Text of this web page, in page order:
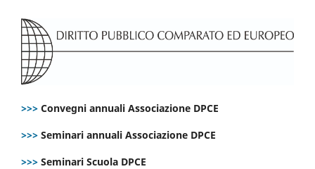
>>> Convegni annuali Associazione DPCE
>>> Seminari annuali Associazione DPCE
>>> Seminari Scuola DPCE